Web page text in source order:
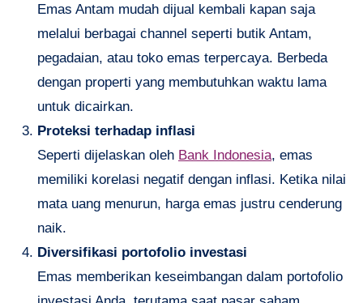
Emas Antam mudah dijual kembali kapan saja
melalui berbagai channel seperti butik Antam,
pegadaian, atau toko emas terpercaya. Berbeda
dengan properti yang membutuhkan waktu lama
untuk dicairkan.
Proteksi terhadap inflasi
Seperti dijelaskan oleh Bank Indonesia, emas
memiliki korelasi negatif dengan inflasi. Ketika nilai
mata uang menurun, harga emas justru cenderung
naik.
Diversifikasi portofolio investasi
Emas memberikan keseimbangan dalam portofolio